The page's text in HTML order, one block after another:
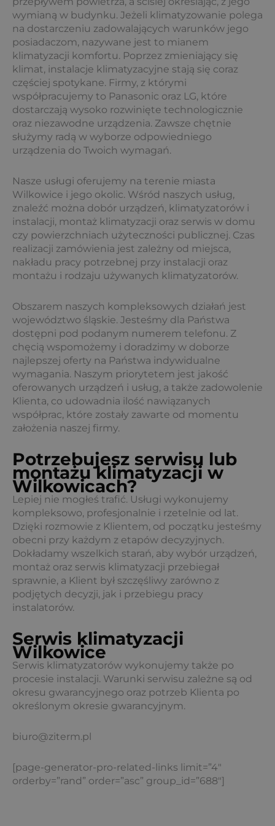
wymianą w budynku. Jeżeli klimatyzowanie polega
na dostarczeniu zadowalających warunków jego
posiadaczom, nazywane jest to mianem
klimatyzacji komfortu. Poprzez zmieniający się
klimat, instalacje klimatyzacyjne stają się coraz
częściej spotykane. Firmy, z którymi
współpracujemy to Panasonic oraz LG, które
dostarczają wysoko rozwinięte technologicznie
oraz niezawodne urządzenia. Zawsze chętnie
służymy radą w wyborze odpowiedniego
urządzenia do Twoich wymagań.
Nasze usługi oferujemy na terenie miasta
Wilkowice i jego okolic. Wśród naszych usług,
znaleźć można dobór urządzeń, klimatyzatorów i
instalacji, montaż klimatyzacji oraz serwis w domu
czy powierzchniach użyteczności publicznej. Czas
realizacji zamówienia jest zależny od miejsca,
nakładu pracy potrzebnej przy instalacji oraz
montażu i rodzaju używanych klimatyzatorów.
Obszarem naszych kompleksowych działań jest
województwo śląskie. Jesteśmy dla Państwa
dostępni pod podanym numerem telefonu. Z
chęcią wspomożemy i doradzimy w doborze
najlepszej oferty na Państwa indywidualne
wymagania. Naszym priorytetem jest jakość
oferowanych urządzeń i usług, a także zadowolenie
Klienta, co udowadnia ilość nawiązanych
współprac, które zostały zawarte od momentu
założenia naszej firmy.
Potrzebujesz serwisu lub
montażu klimatyzacji w
Wilkowicach?
Lepiej nie mogłeś trafić. Usługi wykonujemy
kompleksowo, profesjonalnie i rzetelnie od lat.
Dzięki rozmowie z Klientem, od początku jesteśmy
obecni przy każdym z etapów decyzyjnych.
Dokładamy wszelkich starań, aby wybór urządzeń,
montaż oraz serwis klimatyzacji przebiegał
sprawnie, a Klient był szczęśliwy zarówno z
podjętych decyzji, jak i przebiegu pracy
instalatorów.
Serwis klimatyzacji
Wilkowice
Serwis klimatyzatorów wykonujemy także po
procesie instalacji. Warunki serwisu zależne są od
okresu gwarancyjnego oraz potrzeb Klienta po
określonym okresie gwarancyjnym.
biuro@ziterm.pl
[page-generator-pro-related-links limit=”4″
orderby=”rand” order=”asc” group_id=”688″]